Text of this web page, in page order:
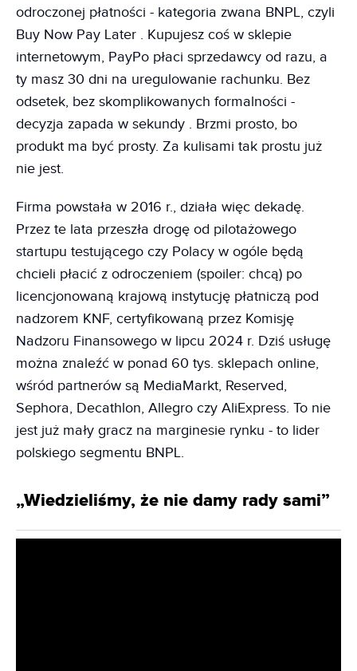
odroczonej płatności - kategoria zwana BNPL, czyli
Buy Now Pay Later . Kupujesz coś w sklepie
internetowym, PayPo płaci sprzedawcy od razu, a
ty masz 30 dni na uregulowanie rachunku. Bez
odsetek, bez skomplikowanych formalności -
decyzja zapada w sekundy . Brzmi prosto, bo
produkt ma być prosty. Za kulisami tak prostu już
nie jest.
Firma powstała w 2016 r., działa więc dekadę.
Przez te lata przeszła drogę od pilotażowego
startupu testującego czy Polacy w ogóle będą
chcieli płacić z odroczeniem (spoiler: chcą) po
licencjonowaną krajową instytucję płatniczą pod
nadzorem KNF, certyfikowaną przez Komisję
Nadzoru Finansowego w lipcu 2024 r. Dziś usługę
można znaleźć w ponad 60 tys. sklepach online,
wśród partnerów są MediaMarkt, Reserved,
Sephora, Decathlon, Allegro czy AliExpress. To nie
jest już mały gracz na marginesie rynku - to lider
polskiego segmentu BNPL.
„Wiedzieliśmy, że nie damy rady sami”